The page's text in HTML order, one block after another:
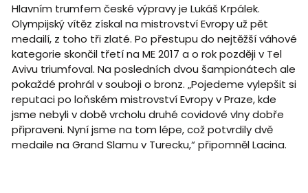
Hlavním trumfem české výpravy je Lukáš Krpálek.
Olympijský vítěz získal na mistrovství Evropy už pět
medailí, z toho tři zlaté. Po přestupu do nejtěžší váhové
kategorie skončil třetí na ME 2017 a o rok později v Tel
Avivu triumfoval. Na posledních dvou šampionátech ale
pokaždé prohrál v souboji o bronz. „Pojedeme vylepšit si
reputaci po loňském mistrovství Evropy v Praze, kde
jsme nebyli v době vrcholu druhé covidové vlny dobře
připraveni. Nyní jsme na tom lépe, což potvrdily dvě
medaile na Grand Slamu v Turecku,“ připomněl Lacina.